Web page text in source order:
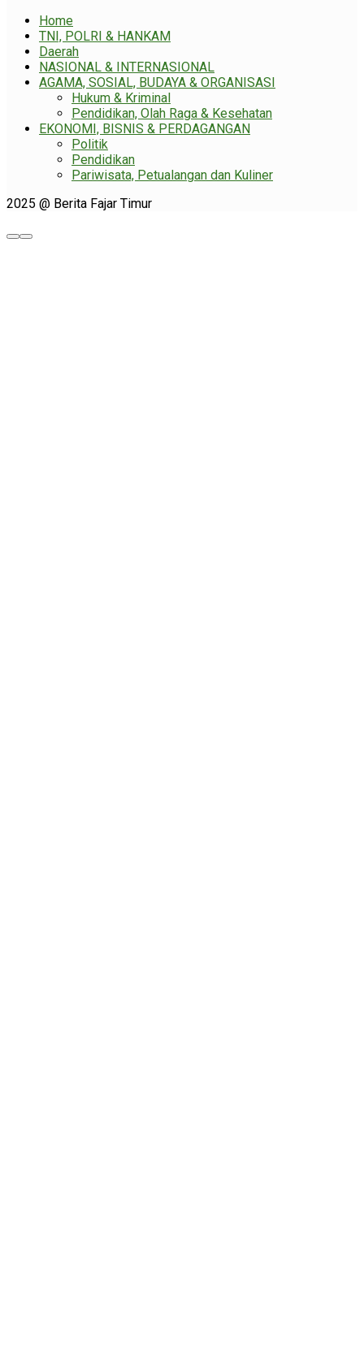
Home
TNI, POLRI & HANKAM
Daerah
NASIONAL & INTERNASIONAL
AGAMA, SOSIAL, BUDAYA & ORGANISASI
Hukum & Kriminal
Pendidikan, Olah Raga & Kesehatan
EKONOMI, BISNIS & PERDAGANGAN
Politik
Pendidikan
Pariwisata, Petualangan dan Kuliner
2025 @ Berita Fajar Timur